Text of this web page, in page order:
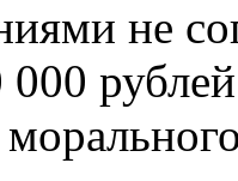
не
000